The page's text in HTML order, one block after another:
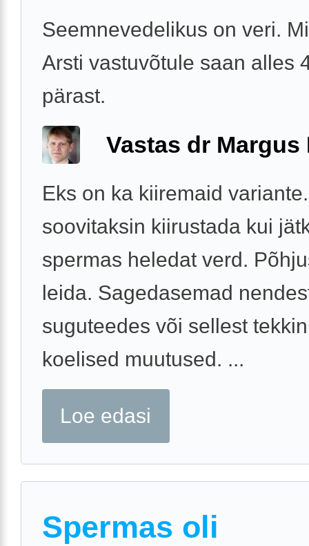
Seemnevedelikus on veri.
Arsti vastuvõtule saan alles
pärast.
Vastas dr Margus
Eks on ka kiiremaid
soovitaksin kiirustada kui
spermas heledat verd.
leida. Sagedasemad
suguteedes või sellest
koelised muutused. ...
Loe edasi
Spermas oli